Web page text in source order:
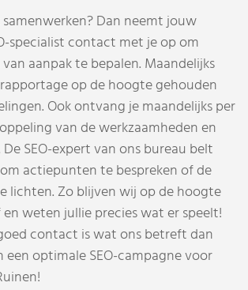
Dan neemt jouw
specialist contact met je op om
aanpak te bepalen. Maandelijks
op de hoogte gehouden
Ook ontvang je maandelijks per
van de werkzaamheden en
SEO-expert van ons bureau belt
actiepunten te bespreken of de
lichten. Zo blijven wij op de hoogte
weten jullie precies wat er speelt!
contact is wat ons betreft dan
een optimale SEO-campagne voor